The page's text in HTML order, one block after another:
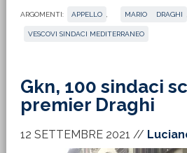
ARGOMENTI: APPELLO MARIO DRAGHI
VESCOVI SINDACI MEDITERRANEO
Gkn, 100 sindaci
premier Draghi
12 SETTEMBRE 2021 //